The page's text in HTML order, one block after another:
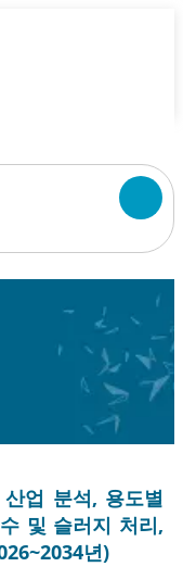
업 분석, 용도별
및 슬러지 처리,
년)